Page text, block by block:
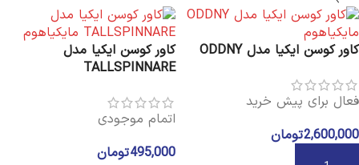
کاور کوسن ایکیا مدل ODDNY
فعال برای پیش خرید
2,600,000تومان
کاور کوسن ایکیا مدل
TALLSPINNARE
اتمام موجودی
495,000تومان